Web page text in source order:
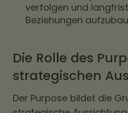
verfolgen und
Beziehungen
Die Rolle des
strategischen
Der Purpose bildet die